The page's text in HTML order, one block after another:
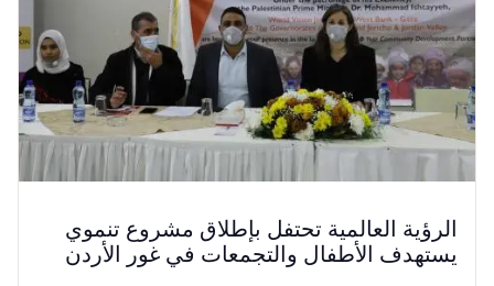
الرؤية العالمية تحتفل بإطلاق مشروع تنموي
يستهدف الأطفال والتجمعات في غور الأردن